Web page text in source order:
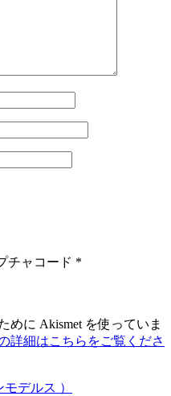
チャコード *
めに Akismet を使っていま
詳細はこちらをご覧くださ
デルス ）